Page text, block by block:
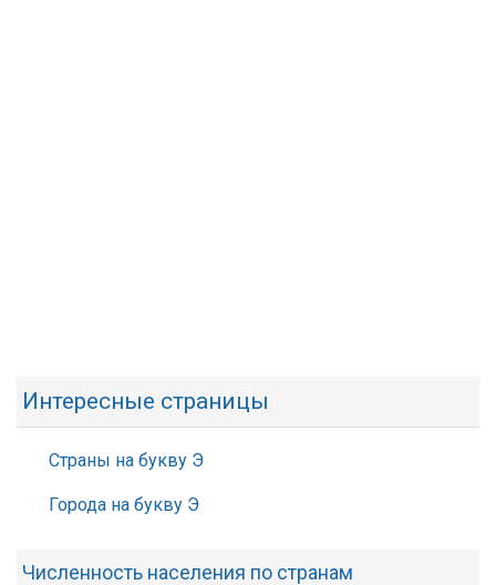
Интересные страницы
Страны на букву Э
Города на букву Э
Численность населения по странам